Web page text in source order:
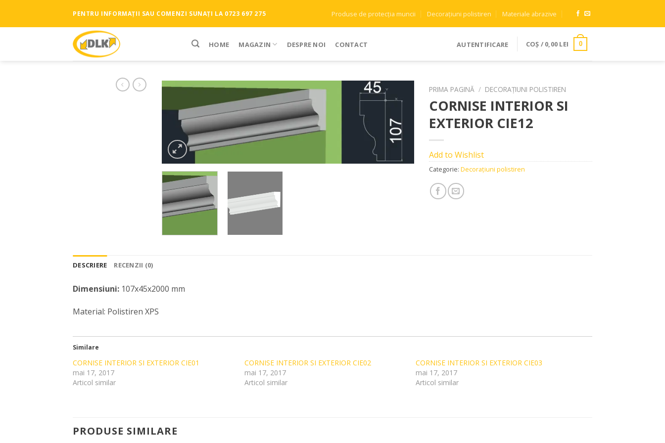
content
PENTRU INFORMAȚII SAU COMENZI SUNAȚI LA 0723 697 275 Produse de protecția muncii Decorațiuni polistiren Materiale abrazive
HOME MAGAZIN DESPRE NOI CONTACT AUTENTIFICARE COȘ / 0,00 LEI 0
Wishlist
PRIMA PAGINĂ / DECORAȚIUNI POLISTIREN
CORNISE INTERIOR SI
EXTERIOR CIE12
Add to Wishlist
Categorie: Decorațiuni polistiren
DESCRIERE RECENZII (0)
Dimensiuni: 107x45x2000 mm
Material: Polistiren XPS
Similare
CORNISE INTERIOR SI EXTERIOR CIE01
mai 17, 2017
Articol similar
CORNISE INTERIOR SI EXTERIOR CIE02
mai 17, 2017
Articol similar
CORNISE INTERIOR SI EXTERIOR CIE03
mai 17, 2017
Articol similar
PRODUSE SIMILARE